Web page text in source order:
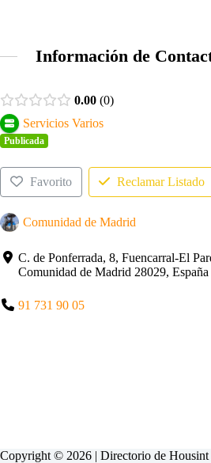
Información de
0.00 0
Servicios Varios
Publicada
Favorito Reclamar Listado
Comunidad de Madrid
C. de Ponferrada, 8, Fuencarral-El
Comunidad de Madrid 28029, España
91 731 90 05
Copyright © 2026 | Directorio de Housint